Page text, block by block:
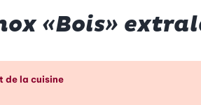
«Bois»
de la cuisine